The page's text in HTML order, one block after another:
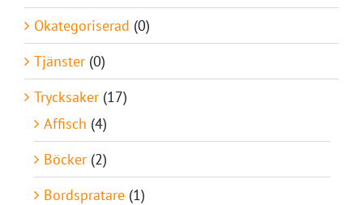
Okategoriserad (0)
Tjänster (0)
Trycksaker (17)
Affisch (4)
Böcker (2)
Bordspratare (1)